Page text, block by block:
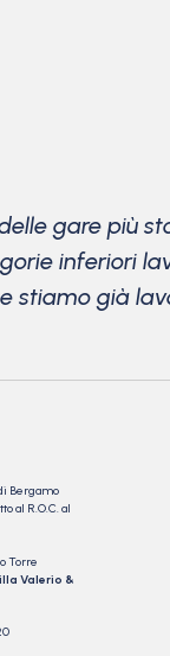
gare più
inferiori
stiamo già
Bergamo
al R.O.C. al
Torre
Valerio &